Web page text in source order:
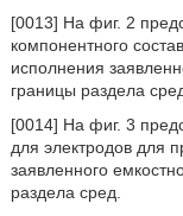
[0013] На фиг. 2
компонентного
исполнения
границы раздела
[0014] На фиг. 3
для электродов для
заявленного
раздела сред.